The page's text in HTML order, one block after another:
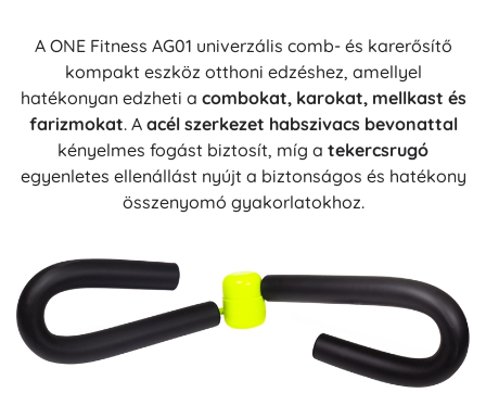
A ONE Fitness AG01 univerzális comb- és karerősítő
kompakt eszköz otthoni edzéshez, amellyel
hatékonyan edzheti a combokat, karokat, mellkast és
farizmokat. A acél szerkezet habszivacs bevonattal
kényelmes fogást biztosít, míg a tekercsrugó
egyenletes ellenállást nyújt a biztonságos és hatékony
összenyomó gyakorlatokhoz.